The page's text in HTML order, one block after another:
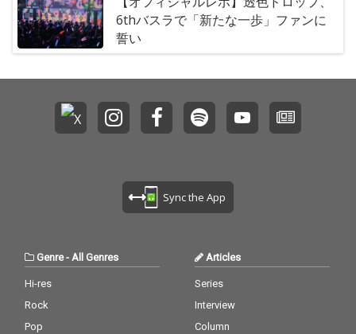
6thバスラで「新たな一歩」ファンに
誓い
Sync the App
Genre-All Genres
Hi-res
Rock
Pop
Articles
Series
Interview
Column